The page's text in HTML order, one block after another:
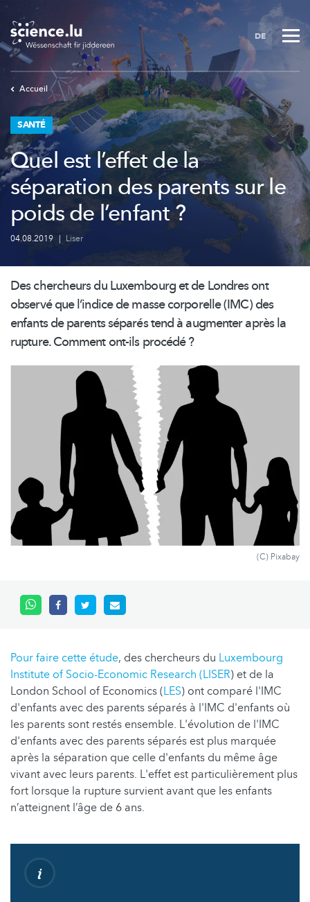
Skip
main
content
DE
Accueil
SANTÉ
Quel est l’effet de la
séparation des parents sur le
poids de l’enfant ?
04.08.2019 | Liser
Des chercheurs du Luxembourg et de Londres ont
observé que l’indice de masse corporelle (IMC) des
enfants de parents séparés tend à augmenter après la
rupture. Comment ont-ils procédé ?
(C) Pixabay
Pour faire cette étude, des chercheurs du Luxembourg
Institute of Socio-Economic Research (LISER) et de la
London School of Economics (LES) ont comparé l'IMC
d'enfants avec des parents séparés à l'IMC d'enfants où
les parents sont restés ensemble. L'évolution de l'IMC
d'enfants avec des parents séparés est plus marquée
après la séparation que celle d'enfants du même âge
vivant avec leurs parents. L'effet est particulièrement plus
fort lorsque la rupture survient avant que les enfants
n’atteignent l’âge de 6 ans.